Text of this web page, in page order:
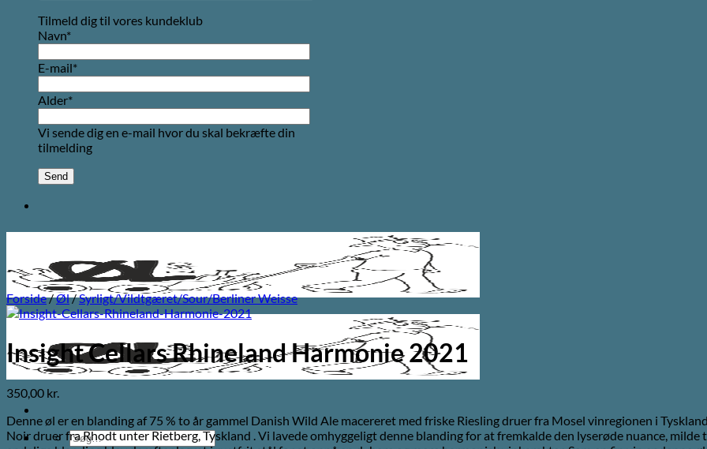
Tilmeld dig til vores kundeklub
Navn*
E-mail*
Alder*
Vi sende dig en e-mail hvor du skal bekræfte din
tilmelding
Søg
Forside/Øl/Syrligt/Vildtgæret/Sour/Berliner Weisse
Insight Cellars Rhineland Harmonie 2021
350,00 kr.
Denne øl er en blanding af 75 % to år gammel Danish Wild Ale macereret med friske Riesling druer fra Mosel vinregionen i
Noir druer fra Rhodt unter Rietberg, Tyskland . Vi lavede omhyggeligt denne blanding for at fremkalde den lyserøde nuance,